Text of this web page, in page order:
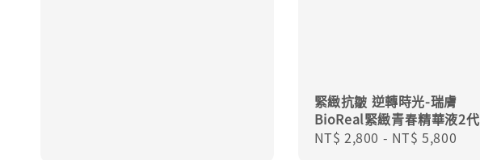
緊緻抗皺 逆轉時光-瑞膚
BioReal緊緻青春精華液2代
Regular
NT$ 2,800 - NT$ 5,800